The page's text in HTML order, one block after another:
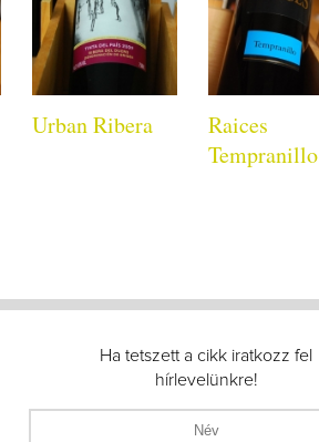
Urban Ribera
Raices
Tempranillo
Ha tetszett a cikk iratkozz fel
hírlevelünkre!